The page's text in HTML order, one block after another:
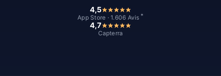
4,5
App Store · 1.606 Avis *
4,7
Capterra